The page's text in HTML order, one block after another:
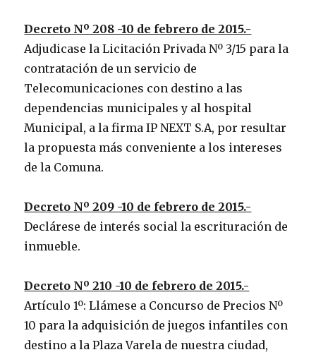
Decreto Nº 208 -10 de febrero de 2015.-
Adjudicase la Licitación Privada Nº 3/15 para la
contratación de un servicio de
Telecomunicaciones con destino a las
dependencias municipales y al hospital
Municipal, a la firma IP NEXT S.A, por resultar
la propuesta más conveniente a los intereses
de la Comuna.
Decreto Nº 209 -10 de febrero de 2015.-
Declárese de interés social la escrituración de
inmueble.
Decreto Nº 210 -10 de febrero de 2015.-
Artículo 1º: Llámese a Concurso de Precios Nº
10 para la adquisición de juegos infantiles con
destino a la Plaza Varela de nuestra ciudad,